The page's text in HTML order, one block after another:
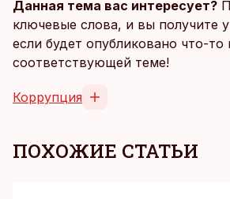
Данная тема вас интересует?
ключевые слова, и вы получите
если будет опубликовано что-то
соответствующей теме!
Коррупция
ПОХОЖИЕ СТАТЬИ